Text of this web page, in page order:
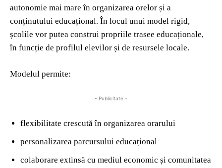
autonomie mai mare în organizarea orelor și a
conținutului educațional. În locul unui model rigid,
școlile vor putea construi propriile trasee educaționale,
în funcție de profilul elevilor și de resursele locale.
Modelul permite:
- Publicitate -
flexibilitate crescută în organizarea orarului
personalizarea parcursului educațional
colaborare extinsă cu mediul economic și comunitatea